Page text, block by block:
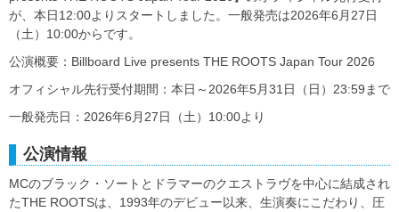
が、本日12:00よりスタートしました。一般発売は2026年6月27日
（土）10:00からです。
公演概要：Billboard Live presents THE ROOTS Japan Tour 2026
オフィシャル先行受付期間：本日～2026年5月31日（日）23:59まで
一般発売日：2026年6月27日（土）10:00より
公演情報
MCのブラック・ソートとドラマーのクエストラヴを中心に結成され
たTHE ROOTSは、1993年のデビュー以来、生演奏にこだわり、圧